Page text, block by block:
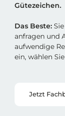
Gütezeichen.
Das Beste:
anfragen und
aufwendige
ein, wählen
Jetzt